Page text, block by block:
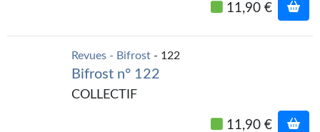
Livres audio
11,90 €
Revues - Bifrost - 122
Bifrost n° 122
COLLECTIF
11,90 €